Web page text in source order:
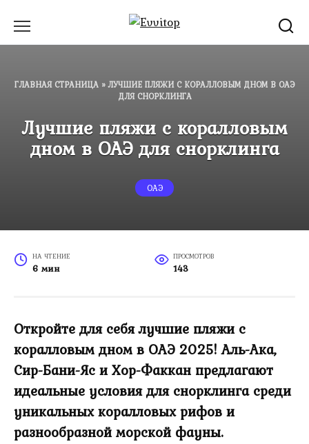
содержанию
ГЛАВНАЯ СТРАНИЦА »ЛУЧШИЕ ПЛЯЖИ С КОРАЛЛОВЫМ ДНОМ В ОАЭ
ДЛЯ СНОРКЛИНГА
Лучшие пляжи с коралловым
дном в ОАЭ для снорклинга
ОАЭ
НА ЧТЕНИЕ
6 мин
ПРОСМОТРОВ
143
Откройте для себя лучшие пляжи с
коралловым дном в ОАЭ 2025! Аль-Ака,
Сир-Бани-Яс и Хор-Факкан предлагают
идеальные условия для снорклинга среди
уникальных коралловых рифов и
разнообразной морской фауны.